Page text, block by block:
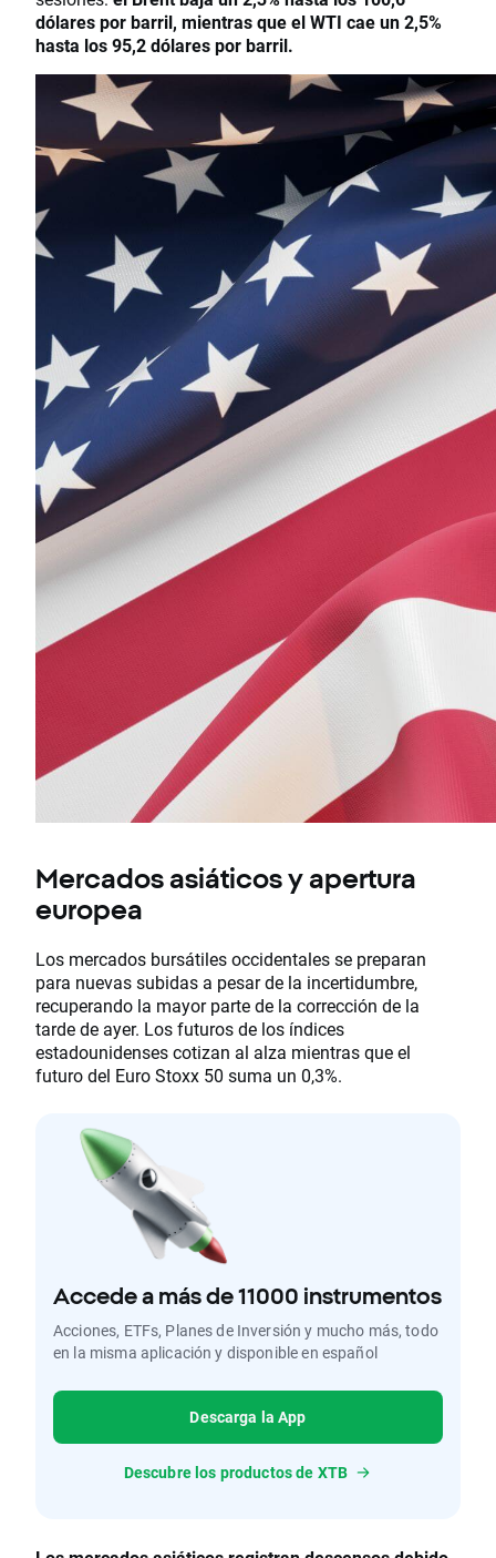
dólares por barril, mientras que el WTI cae un 2,5%
hasta los 95,2 dólares por barril.
Mercados asiáticos y apertura
europea
Los mercados bursátiles occidentales se preparan
para nuevas subidas a pesar de la incertidumbre,
recuperando la mayor parte de la corrección de la
tarde de ayer. Los futuros de los índices
estadounidenses cotizan al alza mientras que el
futuro del Euro Stoxx 50 suma un 0,3%.
Accede a más de 11000 instrumentos
Acciones, ETFs, Planes de Inversión y mucho más, todo
en la misma aplicación y disponible en español
Descarga la App
Descubre los productos de XTB